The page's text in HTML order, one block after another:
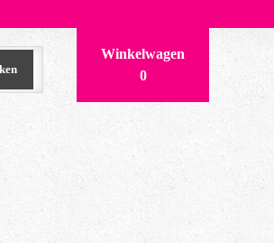
Winkelwagen
0